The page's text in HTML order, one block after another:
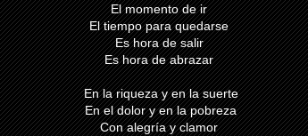
El momento de ir
El tiempo para quedarse
Es hora de salir
Es hora de abrazar
En la riqueza y en la suerte
En el dolor y en la pobreza
Con alegría y clamor